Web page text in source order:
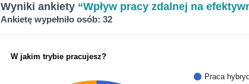
Wyniki ankiety “Wpływ pracy zdalnej na
Ankietę wypełniło osób: 32
W jakim trybie pracujesz?
Praca